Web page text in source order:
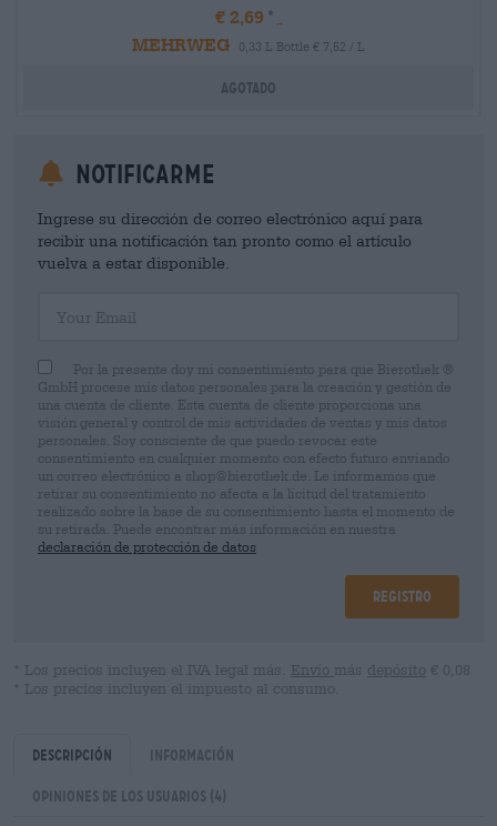
€ 2,69
MEHRWEG
0,33 L Bottle € 7,52 / L
Agotado
Notificarme
Ingrese su dirección de correo electrónico aquí para
recibir una notificación tan pronto como el artículo
vuelva a estar disponible.
Por la presente doy mi consentimiento para que Bierothek ®
GmbH procese mis datos personales para la creación y gestión de
una cuenta de cliente. Esta cuenta de cliente proporciona una
visión general y control de mis actividades de ventas y mis datos
personales. Soy consciente de que puedo revocar este
consentimiento en cualquier momento con efecto futuro enviando
un correo electrónico a shop@bierothek.de. Le informamos que
retirar su consentimiento no afecta a la licitud del tratamiento
realizado sobre la base de su consentimiento hasta el momento de
su retirada. Puede encontrar más información en nuestra
declaración de protección de datos
Registro
* Los precios incluyen el IVA legal más. Envío más depósito € 0,08
* Los precios incluyen el impuesto al consumo.
Descripción Información
Opiniones de los usuarios (4)